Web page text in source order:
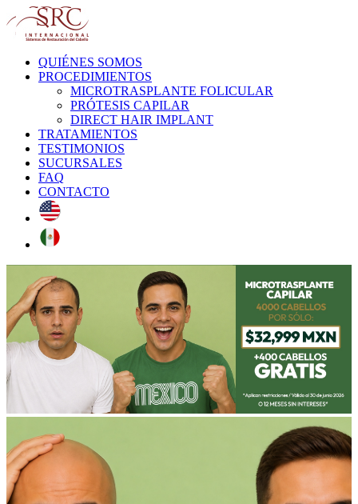
QUIÉNES SOMOS
PROCEDIMIENTOS
MICROTRASPLANTE FOLICULAR
PRÓTESIS CAPILAR
DIRECT HAIR IMPLANT
TRATAMIENTOS
TESTIMONIOS
SUCURSALES
FAQ
CONTACTO